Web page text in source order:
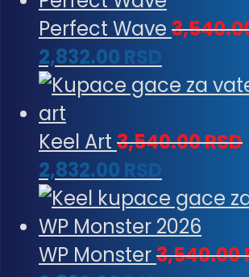
Perfect Wave
2,832.00 RSD
Keel Art 3,540.00RSD
2,832.00 RSD
WP Monster3,540.00